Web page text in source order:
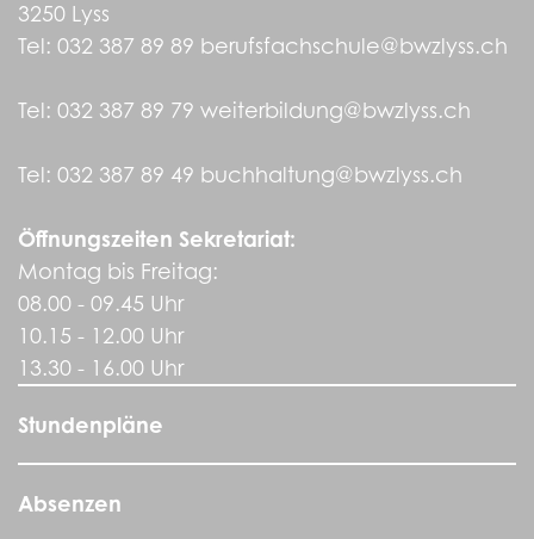
3250 Lyss
Tel: 032 387 89 89 berufsfachschule@bwzlyss.ch
Tel: 032 387 89 79 weiterbildung@bwzlyss.ch
Tel: 032 387 89 49 buchhaltung@bwzlyss.ch
Öffnungszeiten Sekretariat:
Montag bis Freitag:
08.00 - 09.45 Uhr
10.15 - 12.00 Uhr
13.30 - 16.00 Uhr
Stundenpläne
Absenzen